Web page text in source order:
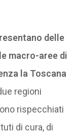
delle
macro-aree di
la Toscana
regioni
rispecchiati
di cura, di